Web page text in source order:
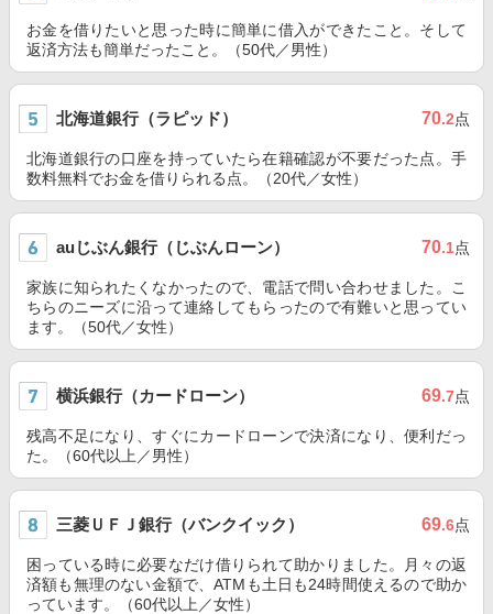
お金を借りたいと思った時に簡単に借入ができたこと。そして
返済方法も簡単だったこと。（50代／男性）
北海道銀行（ラピッド） 70.2点
北海道銀行の口座を持っていたら在籍確認が不要だった点。手
数料無料でお金を借りられる点。（20代／女性）
auじぶん銀行（じぶんローン） 70.1点
家族に知られたくなかったので、電話で問い合わせました。こ
ちらのニーズに沿って連絡してもらったので有難いと思ってい
ます。（50代／女性）
横浜銀行（カードローン） 69.7点
残高不足になり、すぐにカードローンで決済になり、便利だっ
た。（60代以上／男性）
三菱ＵＦＪ銀行（バンクイック） 69.6点
困っている時に必要なだけ借りられて助かりました。月々の返
済額も無理のない金額で、ATMも土日も24時間使えるので助か
っています。（60代以上／女性）